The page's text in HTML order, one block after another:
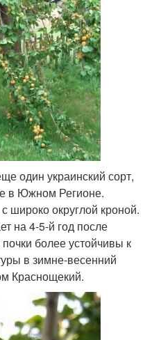
один украинский сорт,
в Южном Регионе.
широко округлой кроной.
на 4-5-й год после
более устойчивы к
в зимне-весенний
Краснощекий.